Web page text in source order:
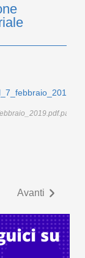
Avanti